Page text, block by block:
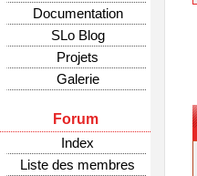
Documentation
SLo Blog
Projets
Galerie
Forum
Index
Liste des membres